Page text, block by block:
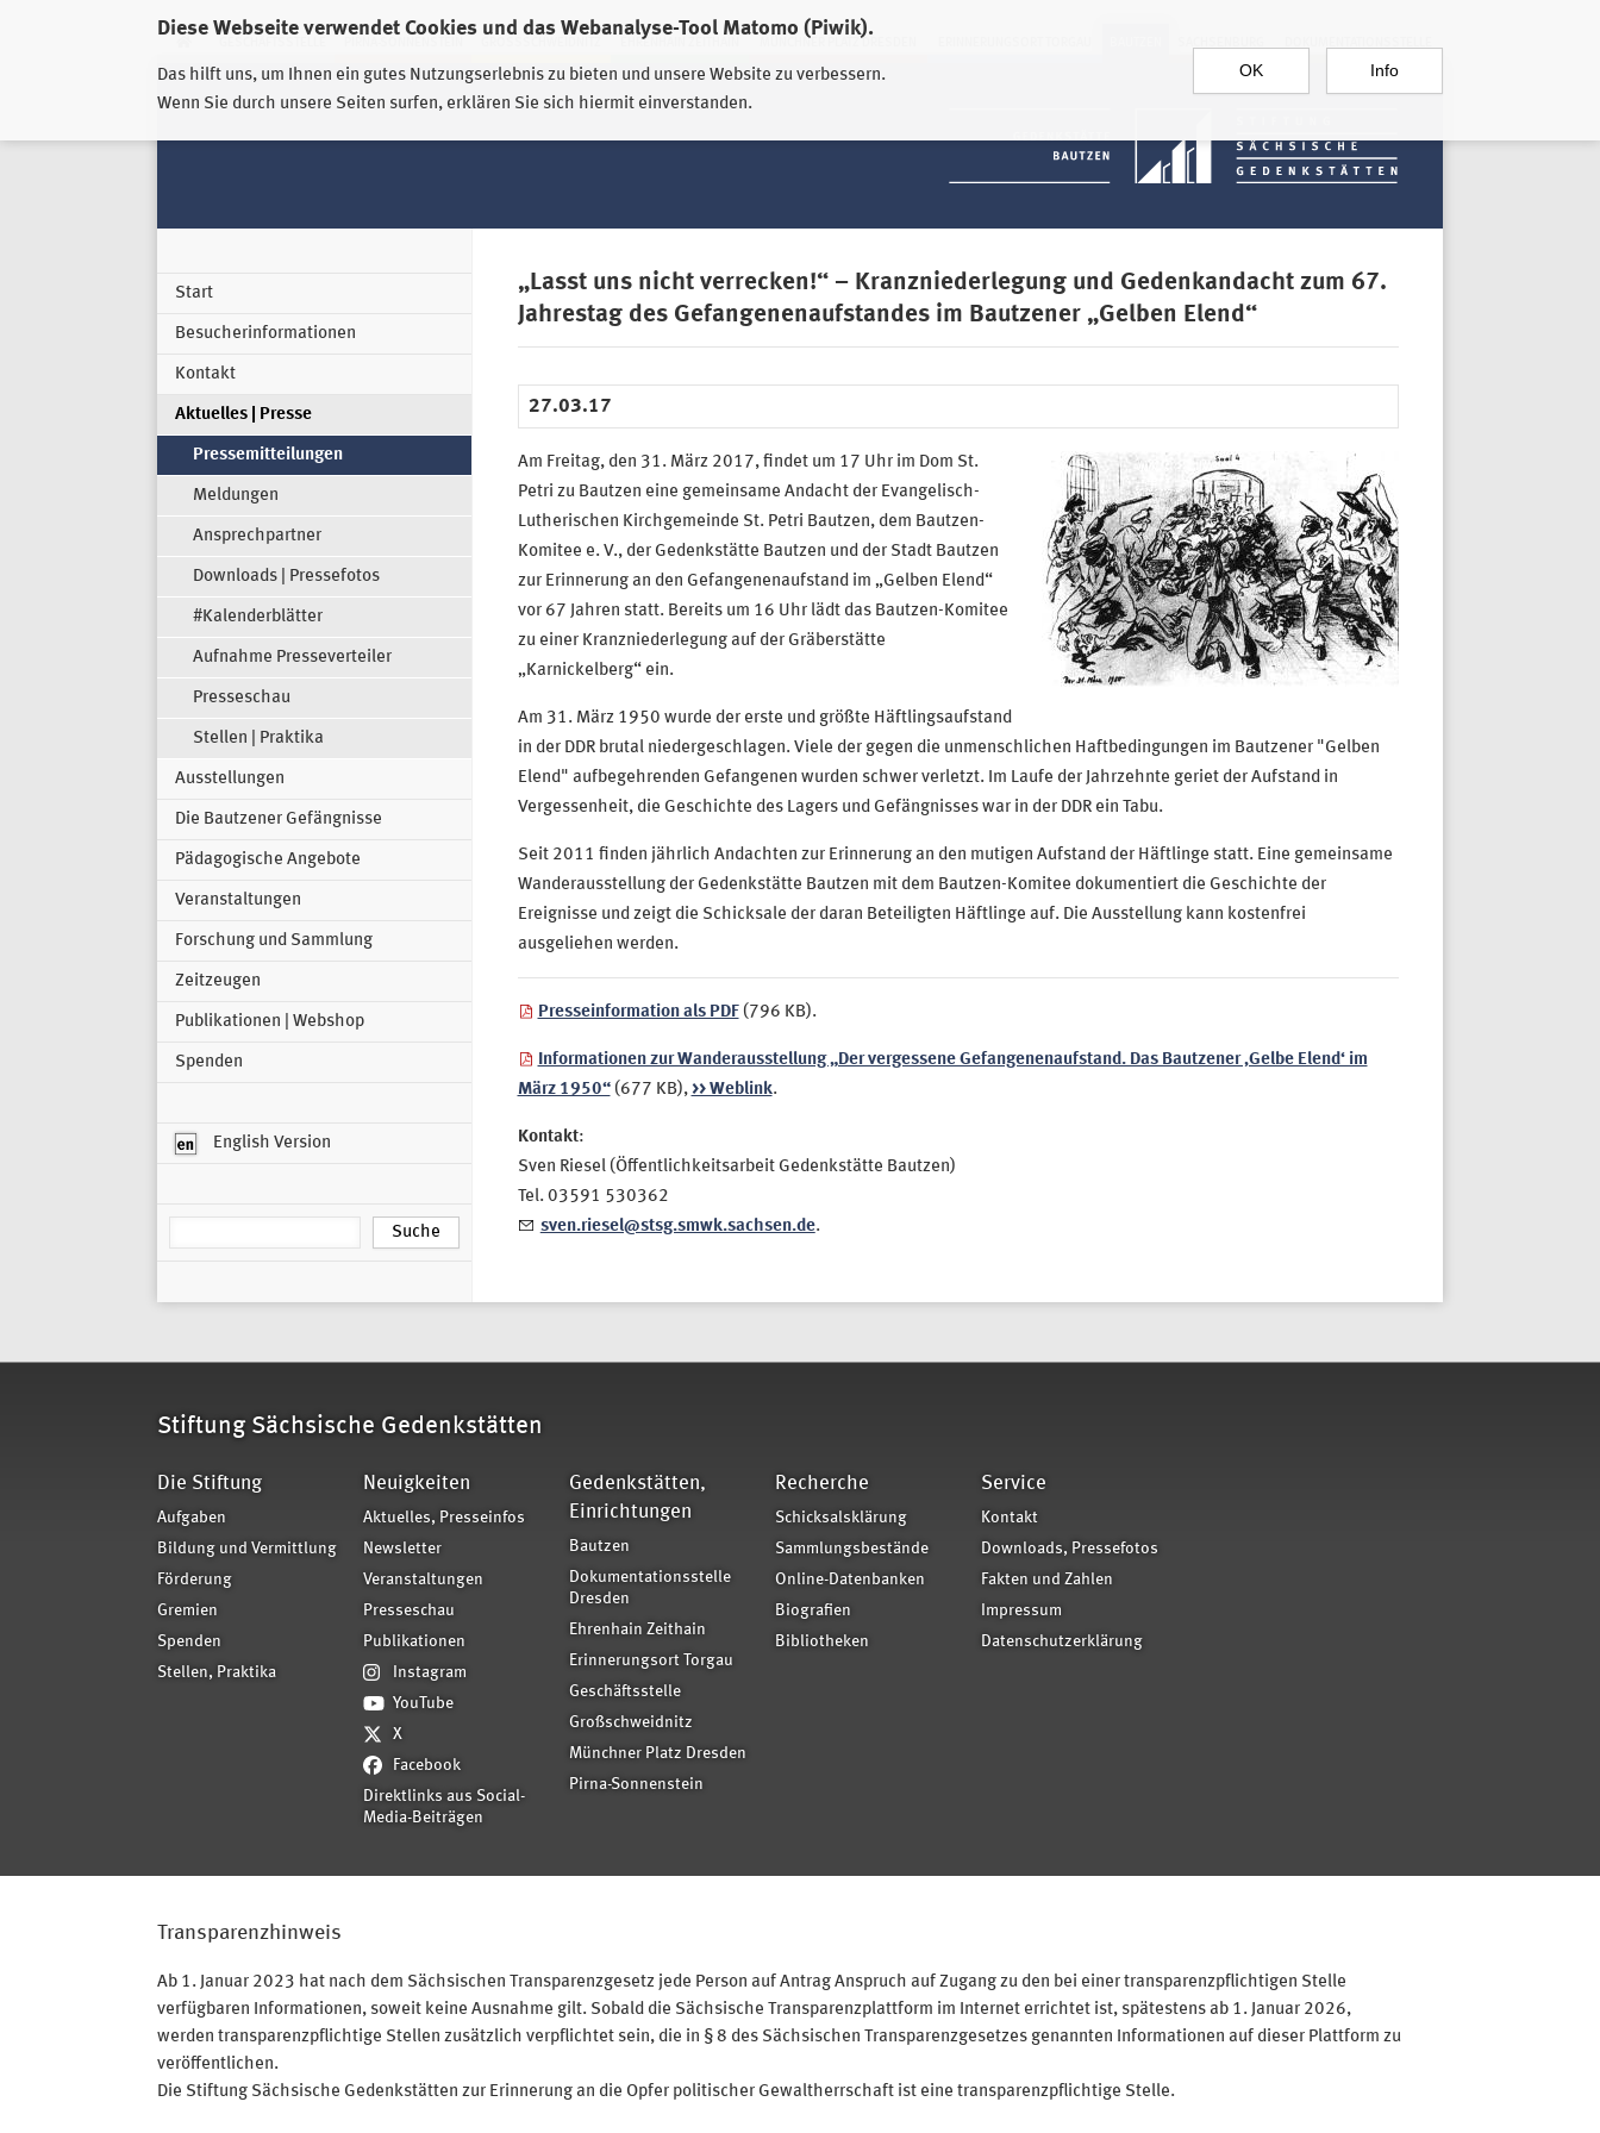
Diese Webseite verwendet Cookies und das Webanalyse-Tool Matomo (Piwik).
Das hilft uns, um Ihnen ein gutes Nutzungserlebnis zu bieten und unsere Website zu verbessern.
Wenn Sie durch unsere Seiten surfen, erklären Sie sich hiermit einverstanden.
OK Info
EHRENHAIN ZEITHAIN MÜNCHNER PLATZ DRESDEN
Start
Besucherinformationen
Kontakt
Aktuelles | Presse
Pressemitteilungen
Meldungen
Ansprechpartner
Downloads | Pressefotos
#Kalenderblätter
Aufnahme Presseverteiler
Presseschau
Stellen | Praktika
Ausstellungen
Die Bautzener Gefängnisse
Pädagogische Angebote
Veranstaltungen
Forschung und Sammlung
Zeitzeugen
Publikationen | Webshop
Spenden
English Version
„Lasst uns nicht verrecken!“ – Kranzniederlegung und Gedenkandacht zum 67.
Jahrestag des Gefangenenaufstandes im Bautzener „Gelben Elend“
27.03.17
Am Freitag, den 31. März 2017, findet um 17 Uhr im Dom St.
Petri zu Bautzen eine gemeinsame Andacht der Evangelisch-
Lutherischen Kirchgemeinde St. Petri Bautzen, dem Bautzen-
Komitee e. V., der Gedenkstätte Bautzen und der Stadt Bautzen
zur Erinnerung an den Gefangenenaufstand im „Gelben Elend“
vor 67 Jahren statt. Bereits um 16 Uhr lädt das Bautzen-Komitee
zu einer Kranzniederlegung auf der Gräberstätte
„Karnickelberg“ ein.
Am 31. März 1950 wurde der erste und größte Häftlingsaufstand
in der DDR brutal niedergeschlagen. Viele der gegen die unmenschlichen Haftbedingungen im Bautzener "Gelben
Elend" aufbegehrenden Gefangenen wurden schwer verletzt. Im Laufe der Jahrzehnte geriet der Aufstand in
Vergessenheit, die Geschichte des Lagers und Gefängnisses war in der DDR ein Tabu.
Seit 2011 finden jährlich Andachten zur Erinnerung an den mutigen Aufstand der Häftlinge statt. Eine gemeinsame
Wanderausstellung der Gedenkstätte Bautzen mit dem Bautzen-Komitee dokumentiert die Geschichte der
Ereignisse und zeigt die Schicksale der daran Beteiligten Häftlinge auf. Die Ausstellung kann kostenfrei
ausgeliehen werden.
Presseinformation als PDF (796 KB).
Informationen zur Wanderausstellung „Der vergessene Gefangenenaufstand. Das Bautzener ‚Gelbe Elend‘ im
März 1950“(677 KB), >> Weblink.
Kontakt:
Sven Riesel (Öffentlichkeitsarbeit Gedenkstätte Bautzen)
Tel. 03591 530362
sven.riesel@stsg.smwk.sachsen.de.
Stiftung Sächsische Gedenkstätten
Die Stiftung
Aufgaben
Bildung und Vermittlung
Förderung
Gremien
Spenden
Stellen, Praktika
Neuigkeiten
Aktuelles, Presseinfos
Newsletter
Veranstaltungen
Presseschau
Publikationen
Instagram
YouTube
X
Facebook
Direktlinks aus Social-
Media-Beiträgen
Gedenkstätten,
Einrichtungen
Bautzen
Dokumentationsstelle
Dresden
Ehrenhain Zeithain
Erinnerungsort Torgau
Geschäftsstelle
Großschweidnitz
Münchner Platz Dresden
Pirna-Sonnenstein
Recherche
Schicksalsklärung
Sammlungsbestände
Online-Datenbanken
Biografien
Bibliotheken
Service
Kontakt
Downloads, Pressefotos
Fakten und Zahlen
Impressum
Datenschutzerklärung
Transparenzhinweis
Ab 1. Januar 2023 hat nach dem Sächsischen Transparenzgesetz jede Person auf Antrag Anspruch auf Zugang zu den bei einer transparenzpflichtigen Stelle
verfügbaren Informationen, soweit keine Ausnahme gilt. Sobald die Sächsische Transparenzplattform im Internet errichtet ist, spätestens ab 1. Januar 2026,
werden transparenzpflichtige Stellen zusätzlich verpflichtet sein, die in § 8 des Sächsischen Transparenzgesetzes genannten Informationen auf dieser Plattform zu
veröffentlichen.
Die Stiftung Sächsische Gedenkstätten zur Erinnerung an die Opfer politischer Gewaltherrschaft ist eine transparenzpflichtige Stelle.